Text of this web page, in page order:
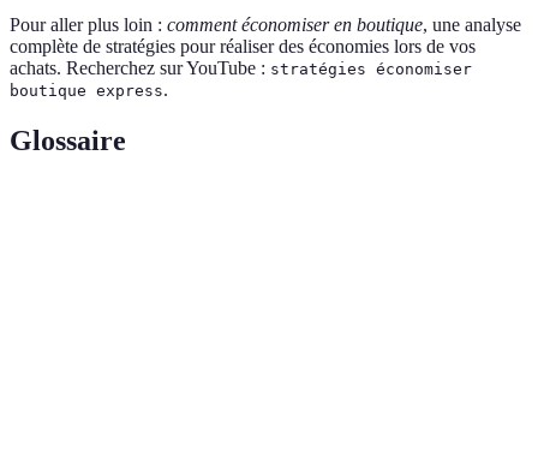
Pour aller plus loin : comment économiser en boutique, une analyse
complète de stratégies pour réaliser des économies lors de vos
achats. Recherchez sur YouTube : stratégies économiser
boutique express.
Glossaire